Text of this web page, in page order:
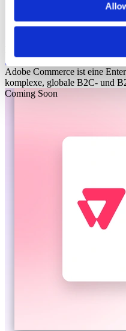
Laioutr
Adobe Commerce
Adobe Commerce ist eine
komplexe, globale B2C- und
Coming Soon